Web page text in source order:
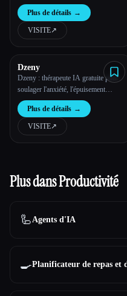
qui t'apporte du soutien en cas de
besoin.Plus de détails →
VISITE↗︎
Dzeny
Dzeny : thérapeute IA gratuite pour
soulager l'anxiété, l'épuisement
professionnel et le stress
Plus de détails →
VISITE↗︎
Plus dans Productivité
🦾Agents d'IA
🍳Planificateur de repas et